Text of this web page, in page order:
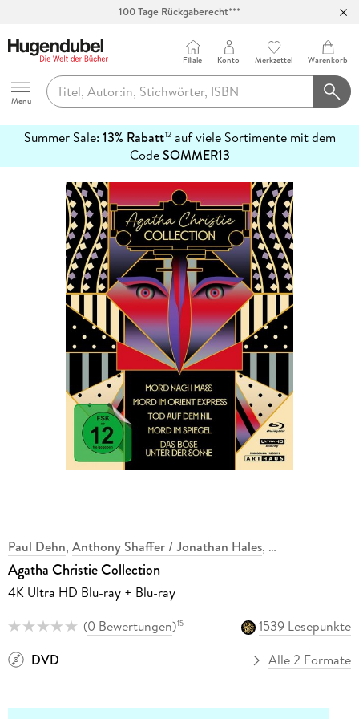
100 Tage Rückgaberecht***
Hugendubel
Menu
Filiale Konto Merkzettel Warenkorb
Summer Sale: 13% Rabatt12auf viele Sortimente mit dem
CodeSOMMER13
erfahren
Paul Dehn, Anthony Shaffer / Jonathan Hales,
Agatha Christie Collection
4K Ultra HD Blu-ray + Blu-ray
(0 Bewertungen)15
1539 Lesepunkte
DVD
Alle 2 Formate